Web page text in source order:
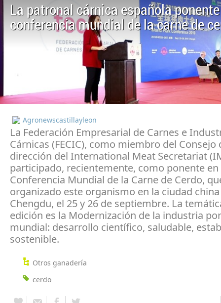
La patronal cárnica española ponente
conferencia mundial de la carne de
Agronewscastillayleon
La Federación Empresarial de Carnes e
Cárnicas (FECIC), como miembro del Consejo
dirección del International Meat Secretariat
participado, recientemente, como ponente en
Conferencia Mundial de la Carne de Cerdo,
organizado este organismo en la ciudad
Chengdu, el 25 y 26 de septiembre. La
edición es la Modernización de la industria
mundial: desarrollo científico, saludable,
sostenible.
Otros ganadería
cerdo